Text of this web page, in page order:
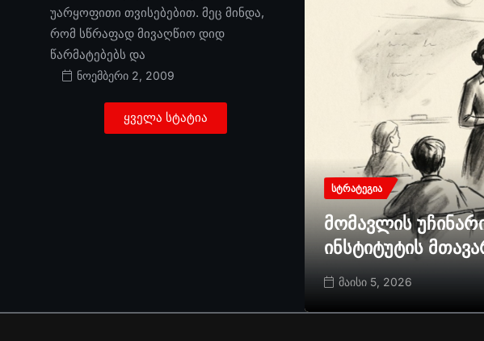
უარყოფითი თვისებებით. მეც მინდა,
რომ სწრაფად მივაღწიო დიდ
წარმატებებს და
ნოემბერი 2, 2009
ყველა სტატია
ᲡᲢᲠᲐᲢᲔᲒᲘᲐ
მომავლის
ინსტიტუტის
მაისი 5, 2026